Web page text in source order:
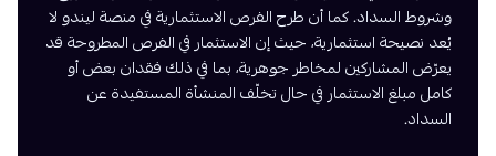
وشروط السداد. كما أن طرح الفرص الاستثمارية في منصة ليندو لا
يُعد نصيحة استثمارية، حيث إن الاستثمار في الفرص المطروحة قد
يعرّض المشاركين لمخاطر جوهرية، بما في ذلك فقدان بعض أو
كامل مبلغ الاستثمار في حال تخلّف المنشأة المستفيدة عن
السداد.